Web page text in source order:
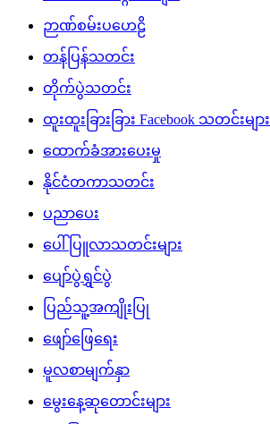
ဉာဏ်စမ်းပဟေဠိ
တန်ပြန်သတင်း
တိုက်ပွဲသတင်း
ထူးထူးခြားခြား Facebook သတင်းများ
ထောက်ခံအားပေးမှု
နိုင်ငံတကာသတင်း
ပညာပေး
ပေါ်ပြူလာသတင်းများ
ပျော်ပွဲရွှင်ပွဲ
ပြည်သူ့အကျိုးပြု
ဖျော်ဖြေရေး
မူလစာမျက်နှာ
မွေးနေ့ဆုတောင်းများ